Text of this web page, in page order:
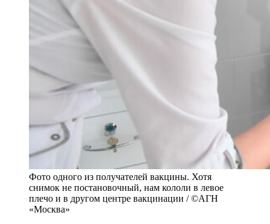
Фото одного из получателей вакцины. Хотя
снимок не постановочный, нам кололи в левое
плечо и в другом центре вакцинации / ©АГН
«Москва»